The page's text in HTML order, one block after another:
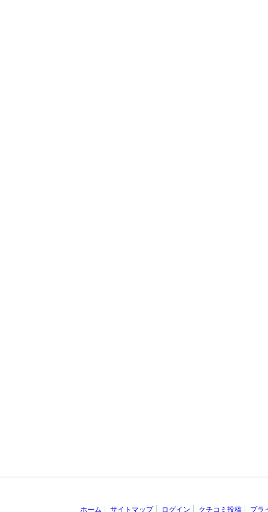
ホーム サイトマップ ログイン クチコミ投稿 プラ